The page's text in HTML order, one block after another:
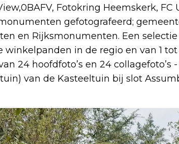
Fotokring Heemskerk, FC
gefotografeerd;
en Rijksmonumenten. Een selectie
in de regio en van 1
24 hoofdfoto’s en 24 collagefoto’s
van de Kasteeltuin bij slot